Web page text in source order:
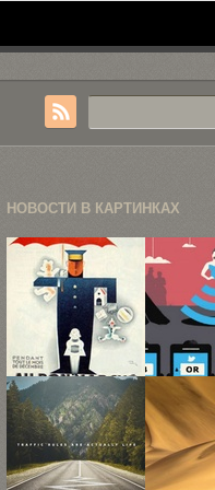
НОВОСТИ В КАРТИНКАХ
Лучшие
ретро-
постеры